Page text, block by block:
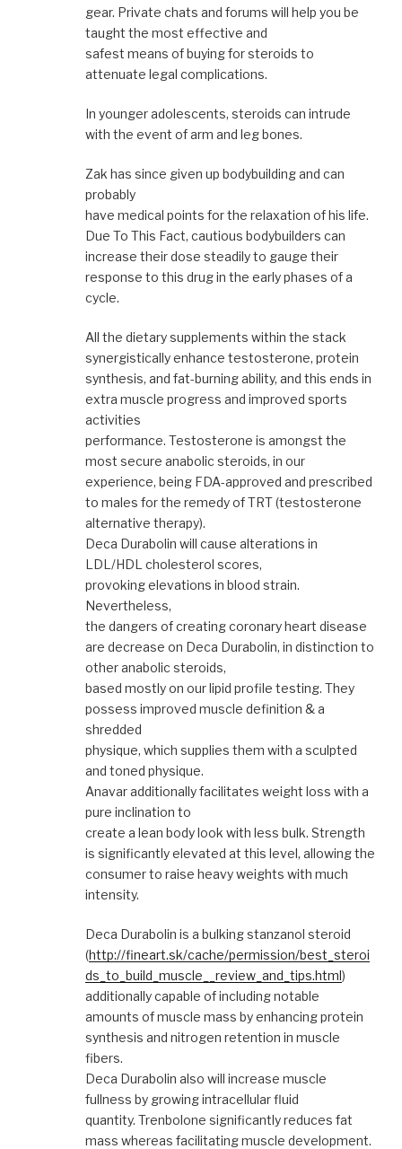
gear. Private chats and forums will help you be
taught the most effective and
safest means of buying for steroids to
attenuate legal complications.
In younger adolescents, steroids can intrude
with the event of arm and leg bones.
Zak has since given up bodybuilding and can
probably
have medical points for the relaxation of his life.
Due To This Fact, cautious bodybuilders can
increase their dose steadily to gauge their
response to this drug in the early phases of a
cycle.
All the dietary supplements within the stack
synergistically enhance testosterone, protein
synthesis, and fat-burning ability, and this ends in
extra muscle progress and improved sports
activities
performance. Testosterone is amongst the
most secure anabolic steroids, in our
experience, being FDA-approved and prescribed
to males for the remedy of TRT (testosterone
alternative therapy).
Deca Durabolin will cause alterations in
LDL/HDL cholesterol scores,
provoking elevations in blood strain.
Nevertheless,
the dangers of creating coronary heart disease
are decrease on Deca Durabolin, in distinction to
other anabolic steroids,
based mostly on our lipid profile testing. They
possess improved muscle definition & a
shredded
physique, which supplies them with a sculpted
and toned physique.
Anavar additionally facilitates weight loss with a
pure inclination to
create a lean body look with less bulk. Strength
is significantly elevated at this level, allowing the
consumer to raise heavy weights with much
intensity.
Deca Durabolin is a bulking stanzanol steroid
(http://fineart.sk/cache/permission/best_steroi
ds_to_build_muscle__review_and_tips.html)
additionally capable of including notable
amounts of muscle mass by enhancing protein
synthesis and nitrogen retention in muscle
fibers.
Deca Durabolin also will increase muscle
fullness by growing intracellular fluid
quantity. Trenbolone significantly reduces fat
mass whereas facilitating muscle development.